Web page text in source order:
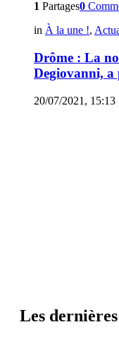
1 Partages0
in À la une !,
Drôme : La
Degiovanni, a
20/07/2021, 15:13
Les